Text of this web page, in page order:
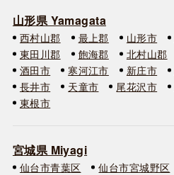
山形県 Yamagata
西村山郡 最上郡 山形市
東田川郡
飽海郡 北村山郡
酒田市
寒河江市 新庄市
長井市
天童市 尾花沢市
東根市
宮城県 Miyagi
仙台市青葉区 仙台市宮城野区